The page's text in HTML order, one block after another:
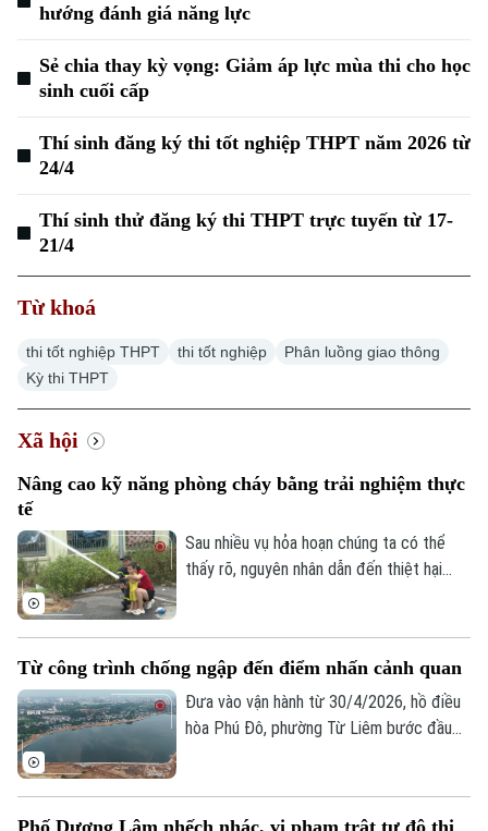
hướng đánh giá năng lực
Sẻ chia thay kỳ vọng: Giảm áp lực mùa thi cho học
sinh cuối cấp
Thí sinh đăng ký thi tốt nghiệp THPT năm 2026 từ
24/4
Thí sinh thử đăng ký thi THPT trực tuyến từ 17-
21/4
Từ khoá
thi tốt nghiệp THPT thi tốt nghiệp
Phân luồng giao thông
Kỳ thi THPT
Xã hội
Nâng cao kỹ năng phòng cháy bằng trải nghiệm thực
tế
Sau nhiều vụ hỏa hoạn chúng ta có thể
thấy rõ, nguyên nhân dẫn đến thiệt hại
trên địa bàn Hà Nội đang đổi mới cách
tuyên truyền phòng cháy, chữa cháy, từ
nghe phổ biến sang trực tiếp trải nghiệm,
Từ công trình chống ngập đến điểm nhấn cảnh quan
Đưa vào vận hành từ 30/4/2026, hồ điều
hòa Phú Đô, phường Từ Liêm bước đầu
Phố Dương Lâm nhếch nhác, vi phạm trật tự đô thị